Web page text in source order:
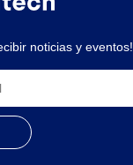
noticias y eventos!